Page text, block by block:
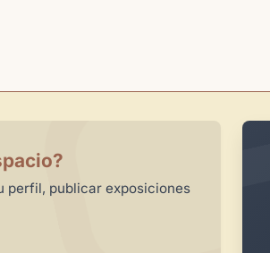
perfil, publicar exposiciones